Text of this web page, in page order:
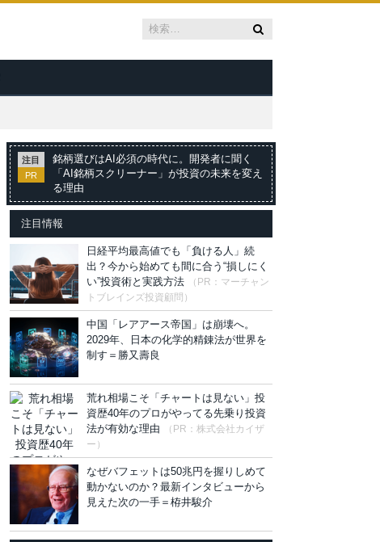
注目
PR
銘柄選びはAI必須の時代に。開発者に聞く
「AI銘柄スクリーナー」が投資の未来を変え
る理由
注目情報
日経平均最高値でも「負ける人」続
出？今から始めても間に合う“損しにく
い”投資術と実践方法
（PR：マーチャン
トブレインズ投資顧問）
中国「レアアース帝国」は崩壊へ。
2029年、日本の化学的精錬法が世界を
制す＝勝又壽良
荒れ相場こそ「チャートは見ない」投
資歴40年のプロがやってる先乗り投資
法が有効な理由
（PR：株式会社カイザ
ー）
なぜバフェットは50兆円を握りしめて
動かないのか？最新インタビューから
見えた次の一手＝栫井駿介